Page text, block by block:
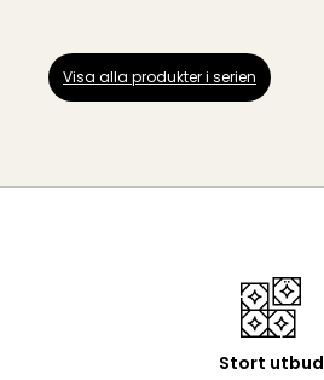
Visa alla produkter i serien
Stort utbud